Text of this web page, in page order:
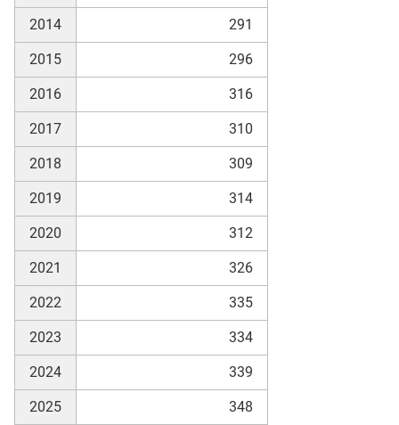
2014 291
2015 296
2016 316
2017 310
2018 309
2019 314
2020 312
2021 326
2022 335
2023 334
2024 339
2025 348